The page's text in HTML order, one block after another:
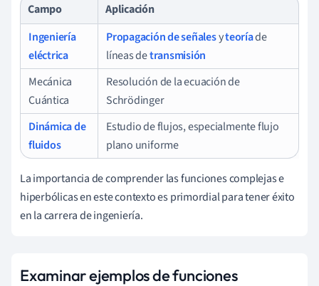
Campo
Aplicación
Ingeniería
eléctrica
Propagación de señalesyteoríade
líneas detransmisión
Mecánica
Cuántica
Resolución de la ecuación de
Schrödinger
Dinámica de
fluidos
Estudio de flujos, especialmente flujo
plano uniforme
La importancia de comprender las funciones complejas e
hiperbólicas en este contexto es primordial para tener éxito
en la carrera de ingeniería.
Examinar ejemplos de funciones